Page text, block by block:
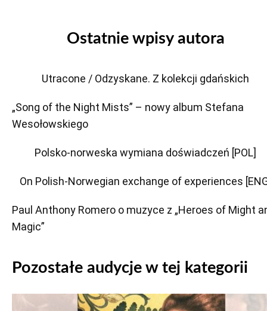
Ostatnie wpisy autora
Utracone / Odzyskane. Z kolekcji gdańskich
„Song of the Night Mists” – nowy album Stefana
Wesołowskiego
Polsko-norweska wymiana doświadczeń [POL]
On Polish-Norwegian exchange of experiences
Paul Anthony Romero o muzyce z „Heroes of Might
Magic”
Pozostałe audycje w tej kategorii